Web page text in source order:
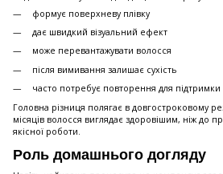
формує поверхневу плівку
дає швидкий візуальний ефект
може перевантажувати волосся
після вимивання залишає сухість
часто потребує повторення для підтримки
Головна різниця полягає в довгостроковому
місяців волосся виглядає здоровішим, ніж до
якісної роботи.
Роль домашнього догляду